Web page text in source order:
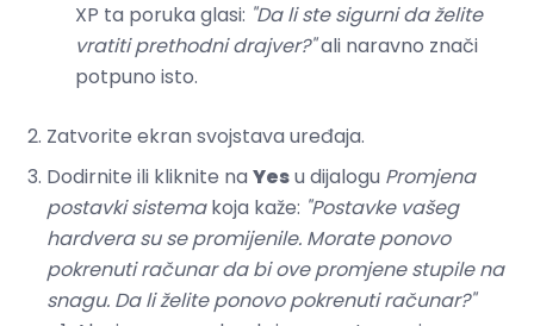
XP ta poruka glasi: "Da li ste sigurni da želite
vratiti prethodni drajver?"ali naravno znači
potpuno isto.
Zatvorite ekran svojstava uređaja.
Dodirnite ili kliknite na Yesu dijalogu Promjena
postavki sistemakoja kaže: "Postavke vašeg
hardvera su se promijenile. Morate ponovo
pokrenuti računar da bi ove promjene stupile na
snagu. Da li želite ponovo pokrenuti računar?"